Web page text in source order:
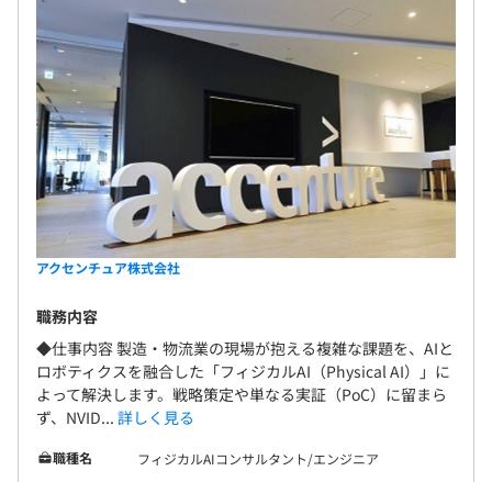
アクセンチュア株式会社
職務内容
◆仕事内容 製造・物流業の現場が抱える複雑な課題を、AIと
ロボティクスを融合した「フィジカルAI（Physical AI）」に
よって解決します。戦略策定や単なる実証（PoC）に留まら
ず、NVID... 詳しく見る
職種名
フィジカルAIコンサルタント/エンジニア